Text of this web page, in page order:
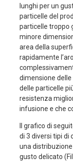
lunghi per un
particelle del
particelle troppo
minore
area della
rapidamente
dimensione
delle particelle
resistenza
infusione e che
Il grafico di
di 3 diversi tipi di
una
gusto delicato